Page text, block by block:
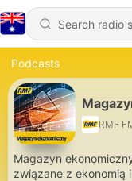
Podcasts
RMF
Magazyn
związane z ekonomią